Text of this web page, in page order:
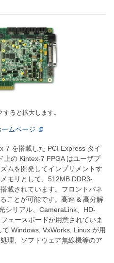
ると拡大します。
ムページ
7 を搭載した PCI Express タイ
上の Kintex-7 FPGA はユーザプ
ムを開発してインプリメントす
モリとして、512MB DDR3-
載されています。フロントパネ
ことが可能です。高速 & 高分解
シリアル、CameraLink、HD-
ェースボードが用意されていま
Windows, VxWorks, Linux が用
理、ソフトウェア無線機等のア